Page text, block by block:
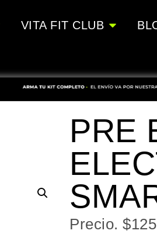
VITA FIT CLUB
PRE
Precio. $